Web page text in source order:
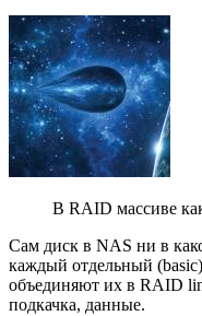
В RAID массиве
Сам диск в NAS ни в
каждый отдельный
объединяют их в RAID
подкачка, данные.